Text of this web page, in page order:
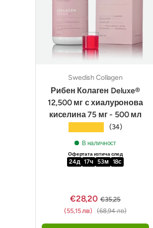
Swedish Collagen
Рибен Колаген Deluxe®
12,500 мг с хиалуронова
киселина 75 мг - 500 мл
(34)
В наличност
Офертата изтича след
24д 17ч 53м 17с
€28,20 €35,25
(55,15 лв) (68,94 лв)